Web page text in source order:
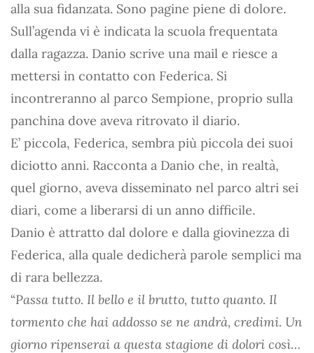
alla sua fidanzata. Sono pagine piene di dolore.
Sull’agenda vi è indicata la scuola frequentata
dalla ragazza. Danio scrive una mail e riesce a
mettersi in contatto con Federica. Si
incontreranno al parco Sempione, proprio sulla
panchina dove aveva ritrovato il diario.
E’ piccola, Federica, sembra più piccola dei suoi
diciotto anni. Racconta a Danio che, in realtà,
quel giorno, aveva disseminato nel parco altri sei
diari, come a liberarsi di un anno difficile.
Danio è attratto dal dolore e dalla giovinezza di
Federica, alla quale dedicherà parole semplici ma
di rara bellezza.
“Passa tutto. Il bello e il brutto, tutto quanto. Il
tormento che hai addosso se ne andrà, credimi. Un
giorno ripenserai a questa stagione di dolori così…